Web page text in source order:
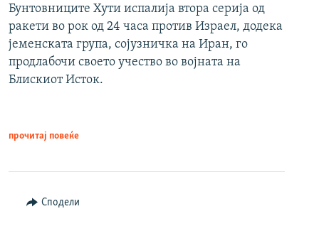
Бунтовниците Хути испалија втора серија од
ракети во рок од 24 часа против Израел, додека
јеменската група, сојузничка на Иран, го
продлабочи своето учество во војната на
Блискиот Исток.
прочитај повеќе
Сподели